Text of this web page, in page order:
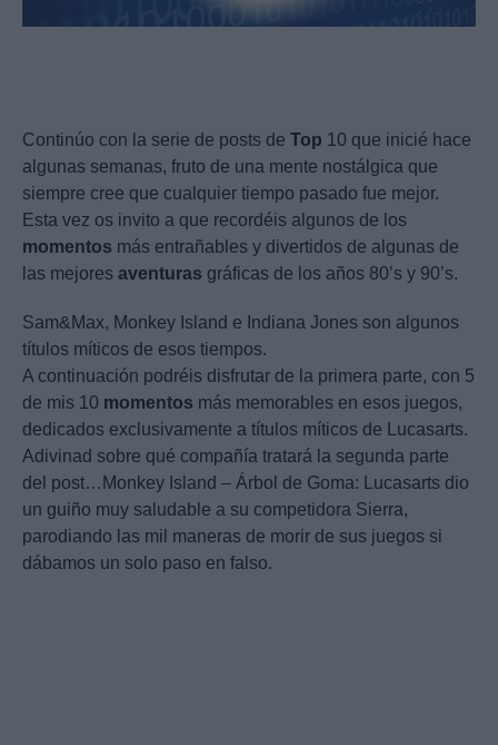
Continúo con la serie de posts de Top 10 que inicié hace
algunas semanas, fruto de una mente nostálgica que
siempre cree que cualquier tiempo pasado fue mejor.
Esta vez os invito a que recordéis algunos de los
momentos más entrañables y divertidos de algunas de
las mejores aventuras gráficas de los años 80’s y 90’s.
Sam&Max, Monkey Island e Indiana Jones son algunos
títulos míticos de esos tiempos.
A continuación podréis disfrutar de la primera parte, con 5
de mis 10 momentos más memorables en esos juegos,
dedicados exclusivamente a títulos míticos de Lucasarts.
Adivinad sobre qué compañía tratará la segunda parte
del post…Monkey Island – Árbol de Goma: Lucasarts dio
un guiño muy saludable a su competidora Sierra,
parodiando las mil maneras de morir de sus juegos si
dábamos un solo paso en falso.